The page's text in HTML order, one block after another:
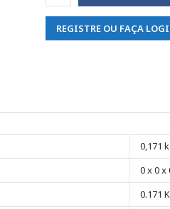
REGISTRE OU FAÇA
0,171
0 x 0 x
0.171